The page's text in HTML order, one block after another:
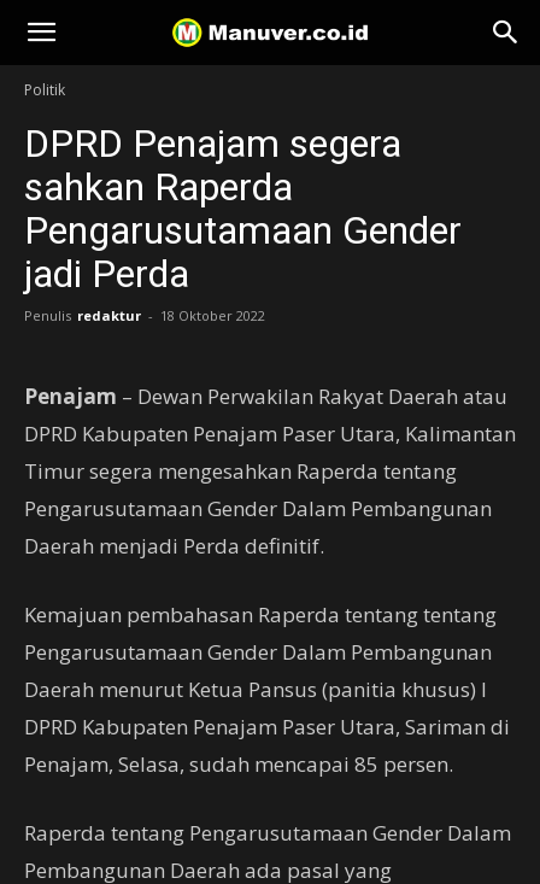
Manuver
Politik
DPRD Penajam segera
sahkan Raperda
Pengarusutamaan Gender
jadi Perda
Penulis redaktur - 18 Oktober 2022
Penajam – Dewan Perwakilan Rakyat Daerah atau
DPRD Kabupaten Penajam Paser Utara, Kalimantan
Timur segera mengesahkan Raperda tentang
Pengarusutamaan Gender Dalam Pembangunan
Daerah menjadi Perda definitif.
Kemajuan pembahasan Raperda tentang tentang
Pengarusutamaan Gender Dalam Pembangunan
Daerah menurut Ketua Pansus (panitia khusus) I
DPRD Kabupaten Penajam Paser Utara, Sariman di
Penajam, Selasa, sudah mencapai 85 persen.
Raperda tentang Pengarusutamaan Gender Dalam
Pembangunan Daerah ada pasal yang